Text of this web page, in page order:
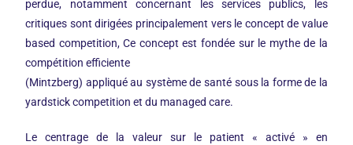
perdue, notamment concernant les services publics, les
critiques sont dirigées principalement vers le concept de value
based competition, Ce concept est fondée sur le mythe de la
compétition efficiente
(Mintzberg) appliqué au système de santé sous la forme de la
yardstick competition et du managed care.
Le centrage de la valeur sur le patient « activé » en